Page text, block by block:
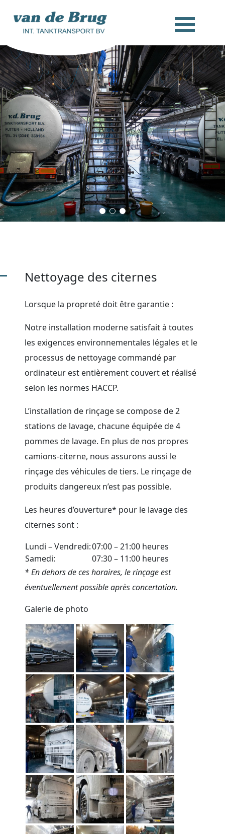
Nettoyage des citernes
Lorsque la propreté doit être garantie :
Notre installation moderne satisfait à toutes
les exigences environnementales légales et le
processus de nettoyage commandé par
ordinateur est entièrement couvert et réalisé
selon les normes HACCP.
L’installation de rinçage se compose de 2
stations de lavage, chacune équipée de 4
pommes de lavage. En plus de nos propres
camions-citerne, nous assurons aussi le
rinçage des véhicules de tiers. Le rinçage de
produits dangereux n’est pas possible.
Les heures d’ouverture* pour le lavage des
citernes sont :
Lundi – Vendredi:07:00 – 21:00 heures
Samedi:
07:30 – 11:00 heures
* En dehors de ces horaires, le rinçage est
éventuellement possible après concertation.
Galerie de photo